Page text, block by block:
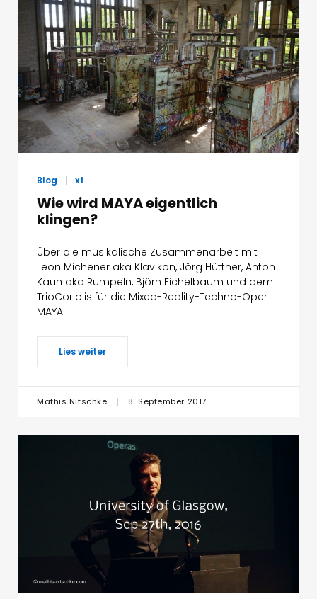
Blog xt
Wie wird MAYA eigentlich
klingen?
Über die musikalische Zusammenarbeit mit
Leon Michener aka Klavikon, Jörg Hüttner, Anton
Kaun aka Rumpeln, Björn Eichelbaum und dem
TrioCoriolis für die Mixed-Reality-Techno-Oper
MAYA.
Lies weiter
Mathis Nitschke 8. September 2017